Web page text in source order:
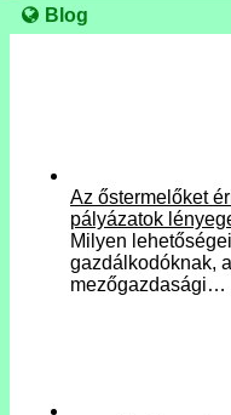
Blog
Az őstermelőket
pályázatok
Milyen
gazdálkodóknak,
mezőgazdasági…